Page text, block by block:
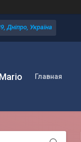
Дніпро, Україна
Главная